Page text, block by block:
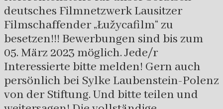
deutsches Filmnetzwerk Lausitzer
Filmschaffender „Łužycafilm“ zu
besetzen!!! Bewerbungen sind bis zum
05. März 2023 möglich. Jede/r
Interessierte bitte melden! Gern auch
persönlich bei Sylke Laubenstein-Polenz
von der Stiftung. Und bitte teilen und